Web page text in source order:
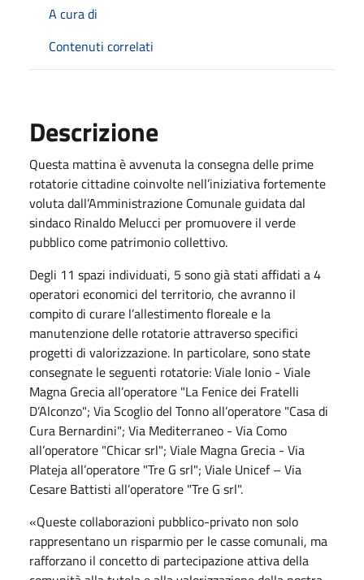
A cura di
Contenuti correlati
Descrizione
Questa mattina è avvenuta la consegna delle prime
rotatorie cittadine coinvolte nell’iniziativa fortemente
voluta dall’Amministrazione Comunale guidata dal
sindaco Rinaldo Melucci per promuovere il verde
pubblico come patrimonio collettivo.
Degli 11 spazi individuati, 5 sono già stati affidati a 4
operatori economici del territorio, che avranno il
compito di curare l’allestimento floreale e la
manutenzione delle rotatorie attraverso specifici
progetti di valorizzazione. In particolare, sono state
consegnate le seguenti rotatorie: Viale Ionio - Viale
Magna Grecia all’operatore "La Fenice dei Fratelli
D’Alconzo"; Via Scoglio del Tonno all’operatore "Casa di
Cura Bernardini"; Via Mediterraneo - Via Como
all’operatore "Chicar srl"; Viale Magna Grecia - Via
Plateja all’operatore "Tre G srl"; Viale Unicef – Via
Cesare Battisti all’operatore "Tre G srl".
«Queste collaborazioni pubblico-privato non solo
rappresentano un risparmio per le casse comunali, ma
rafforzano il concetto di partecipazione attiva della